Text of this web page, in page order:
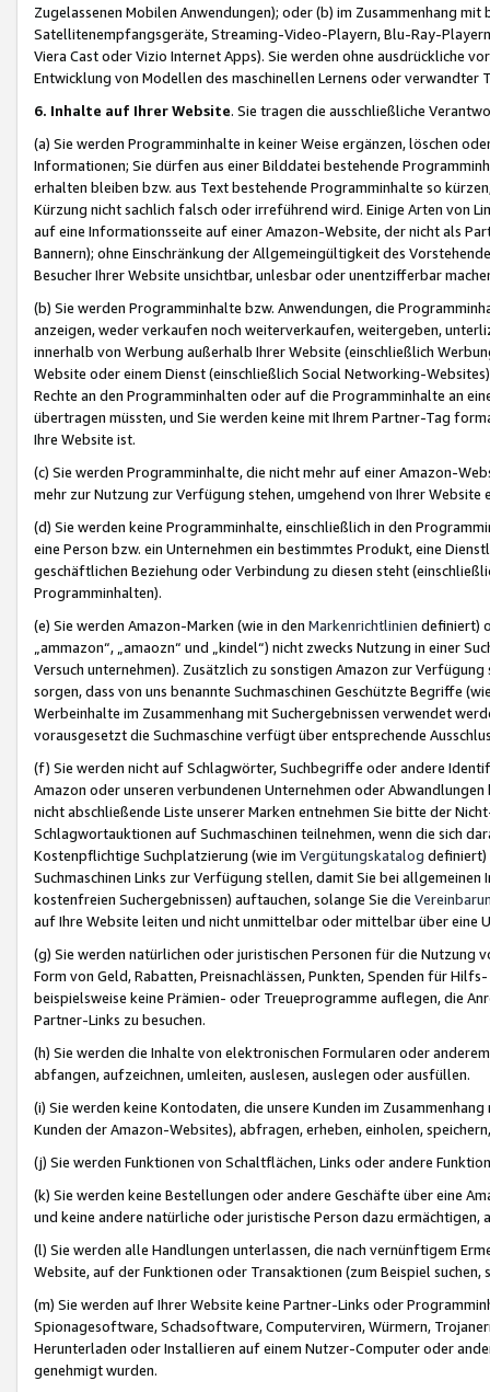
Zugelassenen Mobilen Anwendungen); oder (b) im Zusammenhang
Satellitenempfangsgeräte, Streaming-Video-Playern, Blu-Ray-
Viera Cast oder Vizio Internet Apps). Sie werden ohne ausdrückliche
Entwicklung von Modellen des maschinellen Lernens oder
6. Inhalte auf Ihrer Website. Sie tragen die ausschließliche
(a) Sie werden Programminhalte in keiner Weise ergänzen, löschen
Informationen; Sie dürfen aus einer Bilddatei bestehende
erhalten bleiben bzw. aus Text bestehende Programminhalte so
Kürzung nicht sachlich falsch oder irreführend wird. Einige Arten von
auf eine Informationsseite auf einer Amazon-Website, der nicht als
Bannern); ohne Einschränkung der Allgemeingültigkeit des
Besucher Ihrer Website unsichtbar, unlesbar oder unentzifferbar
(b) Sie werden Programminhalte bzw. Anwendungen, die
anzeigen, weder verkaufen noch weiterverkaufen, weitergeben,
innerhalb von Werbung außerhalb Ihrer Website (einschließlich
Website oder einem Dienst (einschließlich Social Networking-
Rechte an den Programminhalten oder auf die Programminhalte an
übertragen müssten, und Sie werden keine mit Ihrem Partner-Tag
Ihre Website ist.
(c) Sie werden Programminhalte, die nicht mehr auf einer Amazon-
mehr zur Nutzung zur Verfügung stehen, umgehend von Ihrer
(d) Sie werden keine Programminhalte, einschließlich in den
eine Person bzw. ein Unternehmen ein bestimmtes Produkt, eine
geschäftlichen Beziehung oder Verbindung zu diesen steht
Programminhalten).
(e) Sie werden Amazon-Marken (wie in den Markenrichtlinien definiert)
„ammazon“, „amaozn“ und „kindel“) nicht zwecks Nutzung in einer
Versuch unternehmen). Zusätzlich zu sonstigen Amazon zur
sorgen, dass von uns benannte Suchmaschinen Geschützte Begriffe
Werbeinhalte im Zusammenhang mit Suchergebnissen verwendet
vorausgesetzt die Suchmaschine verfügt über entsprechende
(f) Sie werden nicht auf Schlagwörter, Suchbegriffe oder andere
Amazon oder unseren verbundenen Unternehmen oder
nicht abschließende Liste unserer Marken entnehmen Sie bitte der
Schlagwortauktionen auf Suchmaschinen teilnehmen, wenn die sich
Kostenpflichtige Suchplatzierung (wie im Vergütungskatalog definiert)
Suchmaschinen Links zur Verfügung stellen, damit Sie bei
kostenfreien Suchergebnissen) auftauchen, solange Sie die
auf Ihre Website leiten und nicht unmittelbar oder mittelbar über eine
(g) Sie werden natürlichen oder juristischen Personen für die Nutzung
Form von Geld, Rabatten, Preisnachlässen, Punkten, Spenden für
beispielsweise keine Prämien- oder Treueprogramme auflegen, die
Partner-Links zu besuchen.
(h) Sie werden die Inhalte von elektronischen Formularen oder
abfangen, aufzeichnen, umleiten, auslesen, auslegen oder ausfüllen.
(i) Sie werden keine Kontodaten, die unsere Kunden im
Kunden der Amazon-Websites), abfragen, erheben, einholen,
(j) Sie werden Funktionen von Schaltflächen, Links oder andere
(k) Sie werden keine Bestellungen oder andere Geschäfte über eine
und keine andere natürliche oder juristische Person dazu
(l) Sie werden alle Handlungen unterlassen, die nach vernünftigem
Website, auf der Funktionen oder Transaktionen (zum Beispiel
(m) Sie werden auf Ihrer Website keine Partner-Links oder
Spionagesoftware, Schadsoftware, Computerviren, Würmern,
Herunterladen oder Installieren auf einem Nutzer-Computer oder
genehmigt wurden.